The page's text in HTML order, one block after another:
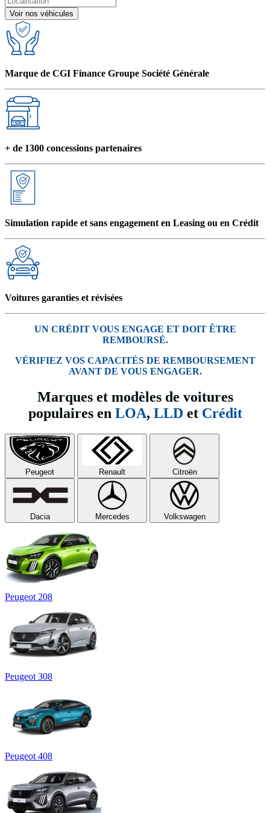
Voir nos véhicules
Marque de CGI Finance Groupe Société Générale
+ de 1300 concessions partenaires
Simulation rapide et sans engagement en Leasing ou en Crédit
Voitures garanties et révisées
UN CRÉDIT VOUS ENGAGE ET DOIT ÊTRE
REMBOURSÉ.
VÉRIFIEZ VOS CAPACITÉS DE REMBOURSEMENT
AVANT DE VOUS ENGAGER.
Marques et modèles de voitures
populaires en LOA, LLD et Crédit
Peugeot Renault Citroën
Dacia Mercedes Volkswagen
Peugeot 208
Peugeot 308
Peugeot 408